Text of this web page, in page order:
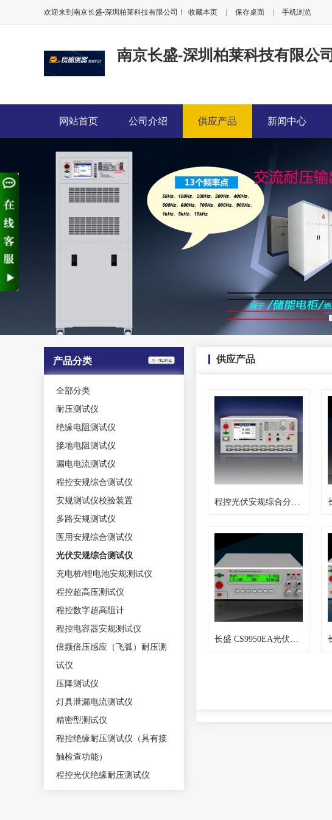
欢迎来到南京长盛-深圳柏莱科技有限公司！ 收藏本页 保存桌面 手机浏览
南京长盛-深圳柏莱科技有限公司
网站首页 公司介绍 供应产品 新闻中心
产品分类
全部分类
耐压测试仪
绝缘电阻测试仪
接地电阻测试仪
漏电电流测试仪
程控安规综合测试仪
安规测试仪校验装置
多路安规测试仪
医用安规综合测试仪
光伏安规综合测试仪
充电桩/锂电池安规测试仪
程控超高压测试仪
程控数字超高阻计
程控电容器安规测试仪
倍频倍压感应（飞弧）耐压测
试仪
压降测试仪
灯具泄漏电流测试仪
精密型测试仪
程控绝缘耐压测试仪（具有接
触检查功能）
程控光伏绝缘耐压测试仪
供应产品
程控光伏安规综合分析仪CS9923GSI-3